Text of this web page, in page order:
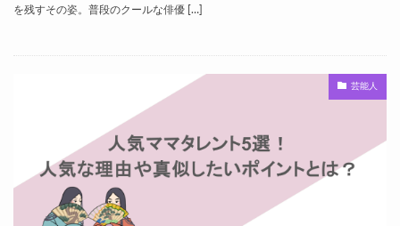
を残すその姿。普段のクールな俳優 […]
芸能人